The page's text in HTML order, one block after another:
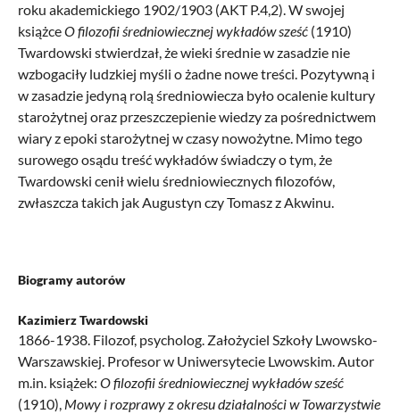
roku akademickiego 1902/1903 (AKT P.4,2). W swojej
książceO filozofii średniowiecznej wykładów sześć(1910)
Twardowski stwierdzał, że wieki średnie w zasadzie nie
wzbogaciły ludzkiej myśli o żadne nowe treści. Pozytywną i
w zasadzie jedyną rolą średniowiecza było ocalenie kultury
starożytnej oraz przeszczepienie wiedzy za pośrednictwem
wiary z epoki starożytnej w czasy nowożytne. Mimo tego
surowego osądu treść wykładów świadczy o tym, że
Twardowski cenił wielu średniowiecznych filozofów,
zwłaszcza takich jak Augustyn czy Tomasz z Akwinu.
Biogramy autorów
Kazimierz Twardowski
1866-1938. Filozof, psycholog. Założyciel Szkoły Lwowsko-
Warszawskiej. Profesor w Uniwersytecie Lwowskim. Autor
m.in. książek: O filozofii średniowiecznej wykładów sześć
(1910), Mowy i rozprawy z okresu działalności w Towarzystwie